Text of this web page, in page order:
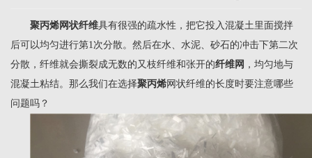
聚丙烯网状纤维具有很强的疏水性，把它投入混凝土里面搅拌
后可以均匀进行第1次分散。然后在水、水泥、砂石的冲击下第二次
分散，纤维就会撕裂成无数的又枝纤维和张开的纤维网 ，均匀地与
混凝土粘结。那么我们在选择聚丙烯网状纤维的长度时要注意哪些
问题吗？